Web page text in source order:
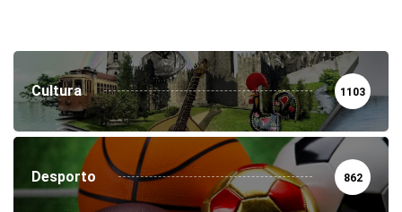
Cultura 1103
Desporto 862